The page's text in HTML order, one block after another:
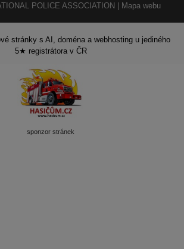
POLICE ASSOCIATION Mapa webu
stránkys AI, doménaa webhostingu jediného
5★ registrátora v ČR
sponzor stránek